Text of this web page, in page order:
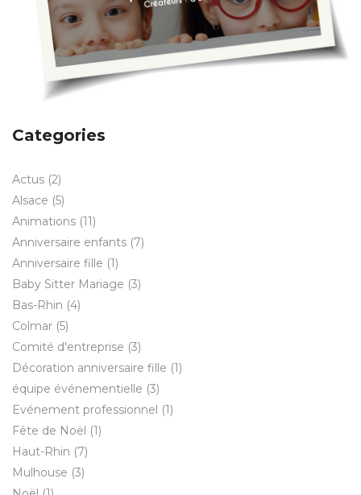
Categories
Actus (2)
Alsace (5)
Animations (11)
Anniversaire enfants (7)
Anniversaire fille (1)
Baby Sitter Mariage (3)
Bas-Rhin (4)
Colmar (5)
Comité d'entreprise (3)
Décoration anniversaire fille (1)
équipe événementielle (3)
Evénement professionnel (1)
Fête de Noël (1)
Haut-Rhin (7)
Mulhouse (3)